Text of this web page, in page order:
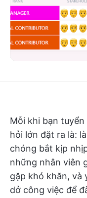
Mỗi khi bạn
hỏi lớn đặt ra là:
chóng bắt kịp
những nhân viên
gặp khó khăn, và
dở công việc để